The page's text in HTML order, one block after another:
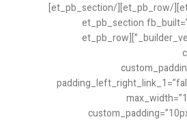
[/et_pb_text][/et_pb_column][/et_pb_row][/et_pb_section]
[et_pb_section
_builder_version=”3.22″ collapsed=”off”][et_pb_row